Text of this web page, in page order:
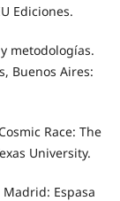
Ediciones.
metodologías.
Buenos Aires:
Race: The
University.
Espasa